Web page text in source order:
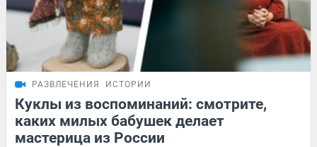
РАЗВЛЕЧЕНИЯ ИСТОРИИ
Куклы из воспоминаний: смотрите,
каких милых бабушек делает
мастерица из России